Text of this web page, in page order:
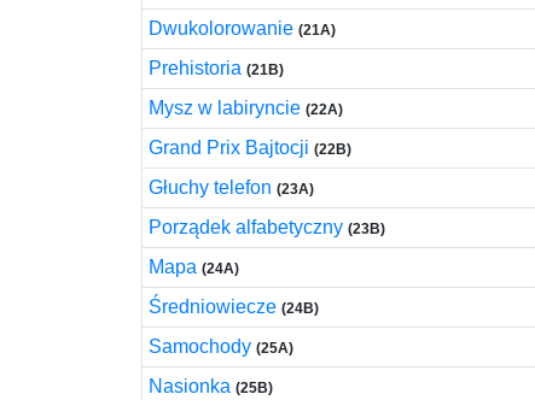
Dwukolorowanie (21A)
Prehistoria (21B)
Mysz w labiryncie (22A)
Grand Prix Bajtocji (22B)
Głuchy telefon (23A)
Porządek alfabetyczny (23B)
Mapa (24A)
Średniowiecze (24B)
Samochody (25A)
Nasionka (25B)